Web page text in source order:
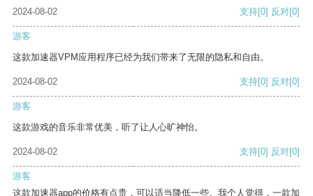
2024-08-02 支持[0] 反对[0]
游客
这款加速器VPM应用程序已经为我们带来了无限的隐私和自由。
2024-08-02 支持[0] 反对[0]
游客
这款游戏的音乐非常优美，听了让人心旷神怡。
2024-08-02 支持[0] 反对[0]
游客
这款加速器app的价格有点贵，可以适当降低一些。我个人觉得，一款加